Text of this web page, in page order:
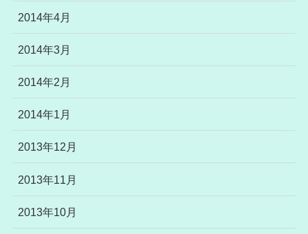
2014年4月
2014年3月
2014年2月
2014年1月
2013年12月
2013年11月
2013年10月